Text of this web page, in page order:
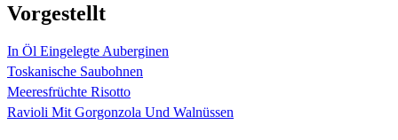
Vorgestellt
In Öl Eingelegte Auberginen
Toskanische Saubohnen
Meeresfrüchte Risotto
Ravioli Mit Gorgonzola Und Walnüssen